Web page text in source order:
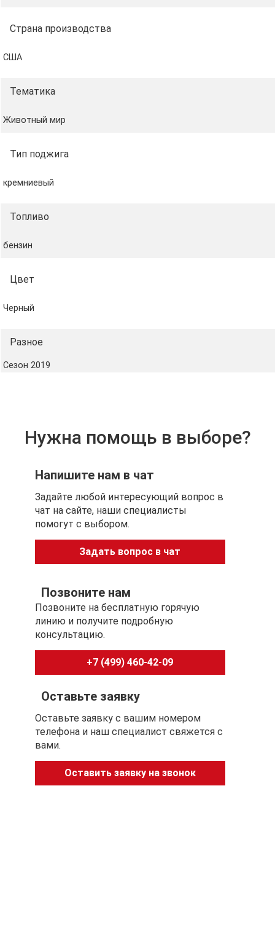
Страна производства
США
Тематика
Животный мир
Тип поджига
кремниевый
Топливо
бензин
Цвет
Черный
Разное
Сезон 2019
Нужна помощь в выборе?
Напишите нам в чат
Задайте любой интересующий вопрос в
чат на сайте, наши специалисты
помогут с выбором.
Задать вопрос в чат
Позвоните нам
Позвоните на бесплатную горячую
линию и получите подробную
консультацию.
+7 (499) 460-42-09
Оставьте заявку
Оставьте заявку с вашим номером
телефона и наш специалист свяжется с
вами.
Оставить заявку на звонок